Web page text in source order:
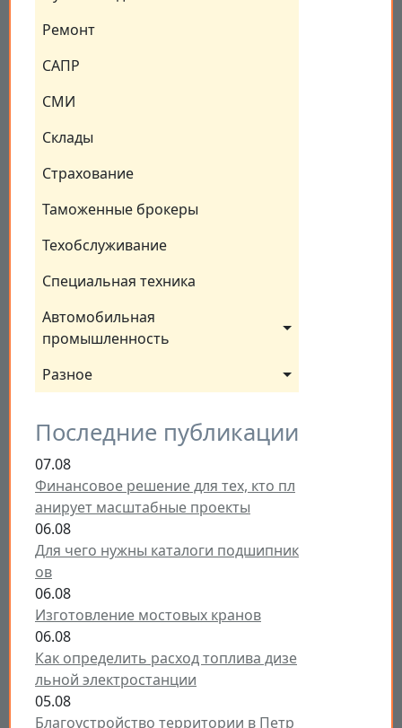
Ремонт
САПР
СМИ
Склады
Страхование
Таможенные брокеры
Техобслуживание
Специальная техника
Автомобильная
промышленность
Разное
Последние публикации
07.08
Финансовое решение для тех, кто пл
анирует масштабные проекты
06.08
Для чего нужны каталоги подшипник
ов
06.08
Изготовление мостовых кранов
06.08
Как определить расход топлива дизе
льной электростанции
05.08
Благоустройство территории в Петр